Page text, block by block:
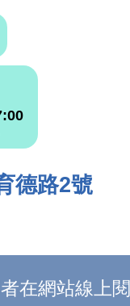
德路2號
在網站線上